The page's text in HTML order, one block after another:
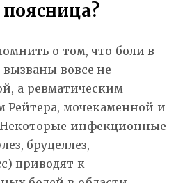
о том, что боли в
вовсе не
а ревматическим
Рейтера, мочекаменной и
инфекционные
бруцеллез,
приводят к